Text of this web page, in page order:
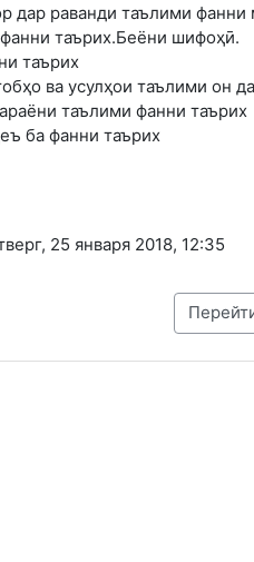
дар раванди таълими фанни
таърих.Беёни шифоҳӣ.
таърих
ва усулҳои таълими он
таълими фанни таърих
ба фанни таърих
25 января 2018, 12:35
Перейти на...